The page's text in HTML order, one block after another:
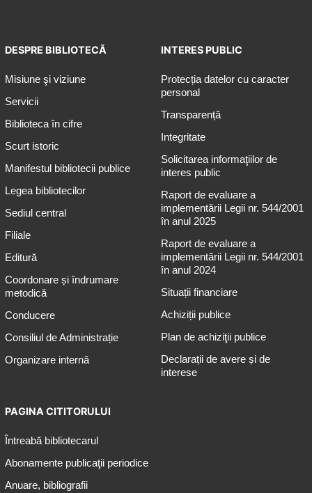
DESPRE BIBLIOTECĂ
Misiune şi viziune
Servicii
Biblioteca în cifre
Scurt istoric
Manifestul bibliotecii publice
Legea bibliotecilor
Sediul central
Filiale
Editură
Coordonare și îndrumare
metodică
Conducere
Consiliul de Administrație
Organizare internă
INTERES PUBLIC
Protecția datelor cu caracter
personal
Transparență
Integritate
Solicitarea informaţiilor de
interes public
Raport de evaluare a
implementării Legii nr. 544/2001
în anul 2025
Raport de evaluare a
implementării Legii nr. 544/2001
în anul 2024
Situații financiare
Achiziții publice
Plan de achiziţii publice
Declarații de avere și de
interese
PAGINA CITITORULUI
Întreabă bibliotecarul
Abonamente publicaţii periodice
Anuare, bibliografii